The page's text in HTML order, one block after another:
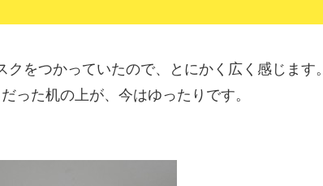
クをつかっていたので、とにかく広く感じます。
った机の上が、今はゆったりです。